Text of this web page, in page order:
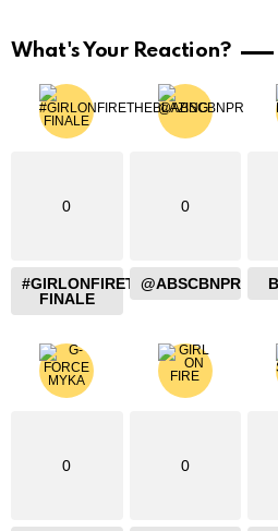
What's Your Reaction?
0
#GIRLONFIRETHEBLAZING
FINALE
0
@ABSCBNPR
0 0